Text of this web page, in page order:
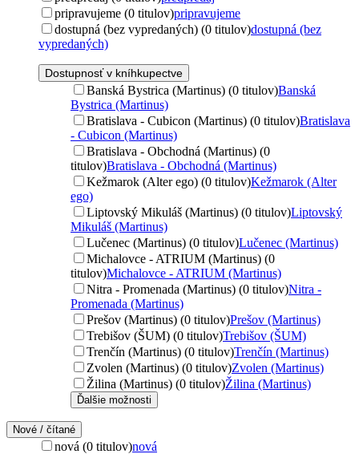
pripravujeme (0 titulov)pripravujeme
dostupná (bez vypredaných) (0 titulov)dostupná (bez
vypredaných)
Dostupnosť v kníhkupectve
Banská Bystrica (Martinus) (0 titulov)Banská
Bystrica (Martinus)
Bratislava - Cubicon (Martinus) (0 titulov)Bratislava
- Cubicon (Martinus)
Bratislava - Obchodná (Martinus) (0
titulov)Bratislava - Obchodná (Martinus)
Kežmarok (Alter ego) (0 titulov)Kežmarok (Alter
ego)
Liptovský Mikuláš (Martinus) (0 titulov)Liptovský
Mikuláš (Martinus)
Lučenec (Martinus) (0 titulov)Lučenec (Martinus)
Michalovce - ATRIUM (Martinus) (0
titulov)Michalovce - ATRIUM (Martinus)
Nitra - Promenada (Martinus) (0 titulov)Nitra -
Promenada (Martinus)
Prešov (Martinus) (0 titulov)Prešov (Martinus)
Trebišov (ŠUM) (0 titulov)Trebišov (ŠUM)
Trenčín (Martinus) (0 titulov)Trenčín (Martinus)
Zvolen (Martinus) (0 titulov)Zvolen (Martinus)
Žilina (Martinus) (0 titulov)Žilina (Martinus)
Ďalšie možnosti
Nové / čítané
nová (0 titulov)nová